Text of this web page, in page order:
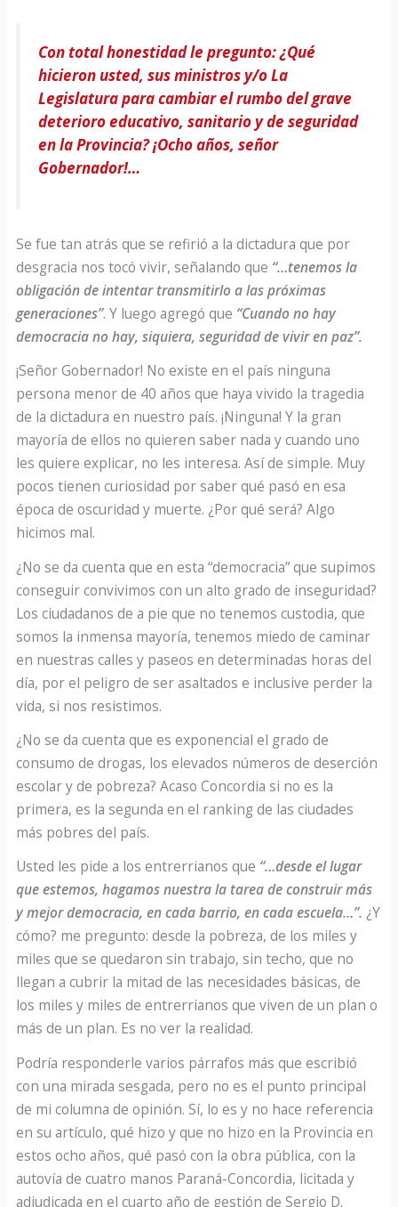
Con total honestidad le pregunto: ¿Qué
hicieron usted, sus ministros y/o La
Legislatura para cambiar el rumbo del grave
deterioro educativo, sanitario y de seguridad
en la Provincia? ¡Ocho años, señor
Gobernador!…
Se fue tan atrás que se refirió a la dictadura que por
desgracia nos tocó vivir, señalando que “…tenemos la
obligación de intentar transmitirlo a las próximas
generaciones”. Y luego agregó que “Cuando no hay
democracia no hay, siquiera, seguridad de vivir en paz”.
¡Señor Gobernador! No existe en el país ninguna
persona menor de 40 años que haya vivido la tragedia
de la dictadura en nuestro país. ¡Ninguna! Y la gran
mayoría de ellos no quieren saber nada y cuando uno
les quiere explicar, no les interesa. Así de simple. Muy
pocos tienen curiosidad por saber qué pasó en esa
época de oscuridad y muerte. ¿Por qué será? Algo
hicimos mal.
¿No se da cuenta que en esta “democracia” que supimos
conseguir convivimos con un alto grado de inseguridad?
Los ciudadanos de a pie que no tenemos custodia, que
somos la inmensa mayoría, tenemos miedo de caminar
en nuestras calles y paseos en determinadas horas del
día, por el peligro de ser asaltados e inclusive perder la
vida, si nos resistimos.
¿No se da cuenta que es exponencial el grado de
consumo de drogas, los elevados números de deserción
escolar y de pobreza? Acaso Concordia si no es la
primera, es la segunda en el ranking de las ciudades
más pobres del país.
Usted les pide a los entrerrianos que “…desde el lugar
que estemos, hagamos nuestra la tarea de construir más
y mejor democracia, en cada barrio, en cada escuela…”. ¿Y
cómo? me pregunto: desde la pobreza, de los miles y
miles que se quedaron sin trabajo, sin techo, que no
llegan a cubrir la mitad de las necesidades básicas, de
los miles y miles de entrerrianos que viven de un plan o
más de un plan. Es no ver la realidad.
Podría responderle varios párrafos más que escribió
con una mirada sesgada, pero no es el punto principal
de mi columna de opinión. Sí, lo es y no hace referencia
en su artículo, qué hizo y que no hizo en la Provincia en
estos ocho años, qué pasó con la obra pública, con la
autovía de cuatro manos Paraná-Concordia, licitada y
adjudicada en el cuarto año de gestión de Sergio D.